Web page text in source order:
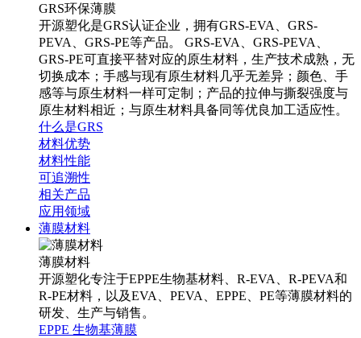
GRS环保薄膜
开源塑化是GRS认证企业，拥有GRS-EVA、GRS-
PEVA、GRS-PE等产品。 GRS-EVA、GRS-PEVA、
GRS-PE可直接平替对应的原生材料，生产技术成熟，无
切换成本；手感与现有原生材料几乎无差异；颜色、手
感等与原生材料一样可定制；产品的拉伸与撕裂强度与
原生材料相近；与原生材料具备同等优良加工适应性。
什么是GRS
材料优势
材料性能
可追溯性
相关产品
应用领域
薄膜材料
薄膜材料
开源塑化专注于EPPE生物基材料、R-EVA、R-PEVA和
R-PE材料，以及EVA、PEVA、EPPE、PE等薄膜材料的
研发、生产与销售。
EPPE 生物基薄膜